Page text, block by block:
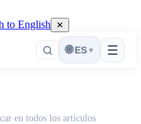
to English ✕
☰
🌐 ES ▾
en todos los artículos